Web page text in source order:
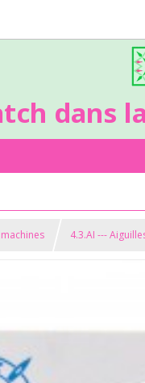
dans
4.3.AI ---